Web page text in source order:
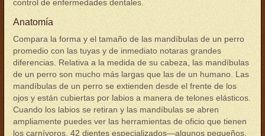
control de enfermedades dentales.
Anatomía
Compara la forma y el tamaño de las mandíbulas de un perro
promedio con las tuyas y de inmediato notaras grandes
diferencias. Relativa a la medida de su cabeza, las mandíbulas
de un perro son mucho más largas que las de un humano. Las
mandíbulas de un perro se extienden desde el frente de los
ojos y están cubiertas por labios a manera de telones elásticos.
Cuando los labios se retiran y las mandíbulas se abren
ampliamente puedes ver las herramientas de oficio que tienen
los carnívoros, 42 dientes especializados—algunos pequeños,